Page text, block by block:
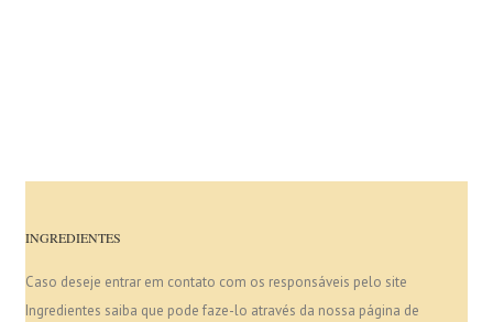
INGREDIENTES
Caso deseje entrar em contato com os responsáveis pelo site
Ingredientes saiba que pode faze-lo através da nossa página de